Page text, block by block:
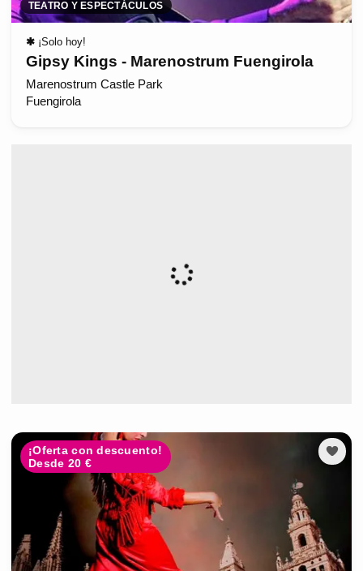
TEATRO Y ESPECTÁCULOS
✱ ¡Solo hoy!
Gipsy Kings - Marenostrum Fuengirola
Marenostrum Castle Park
Fuengirola
¡Oferta con descuento!
Desde 20 €